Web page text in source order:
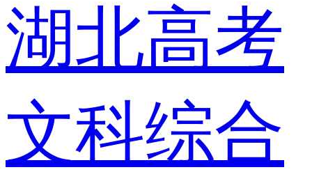
湖北高考
文科综合